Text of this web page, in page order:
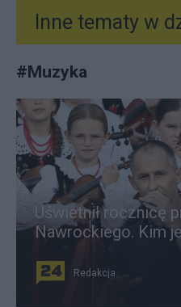
Inne tematy w
#Muzyka
Uświetnił rocznicę
Nawrockiego. Kim
Redakcja